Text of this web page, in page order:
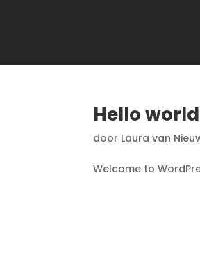
Hello
door Laura van
Welcome to